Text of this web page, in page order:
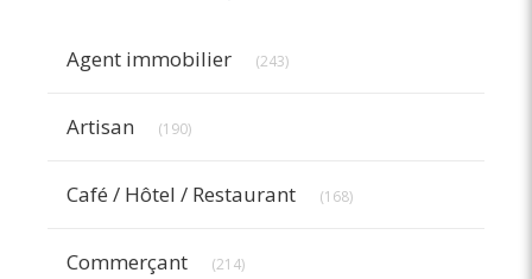
Agent immobilier (243)
Artisan (190)
Café / Hôtel / Restaurant (168)
Commerçant (214)